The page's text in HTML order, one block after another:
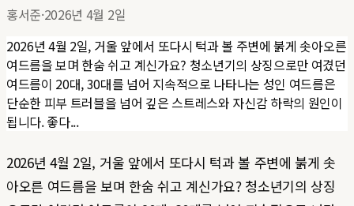
홍서준·2026년 4월 2일
2026년 4월 2일, 거울 앞에서 또다시 턱과 볼 주변에 붉게 솟아오른
여드름을 보며 한숨 쉬고 계신가요? 청소년기의 상징으로만 여겼던
여드름이 20대, 30대를 넘어 지속적으로 나타나는 성인 여드름은
단순한 피부 트러블을 넘어 깊은 스트레스와 자신감 하락의 원인이
됩니다. 좋다...
2026년 4월 2일, 거울 앞에서 또다시 턱과 볼 주변에 붉게 솟
아오른 여드름을 보며 한숨 쉬고 계신가요? 청소년기의 상징